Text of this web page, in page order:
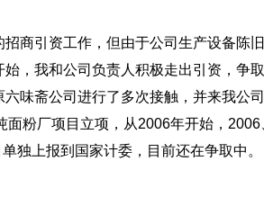
引资工作，但由于公司生产设备陈旧
，我和公司负责人积极走出引资，争
味斋公司进行了多次接触，并来我公
粉厂项目立项，从2006年开始，
独上报到国家计委，目前还在争取中。